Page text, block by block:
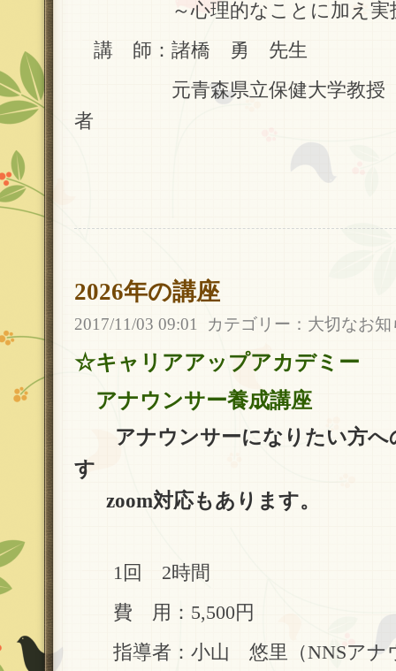
～心理的なことに加え実
講 師：諸橋 勇 先生
元青森県立保健大学教授 理
者
2026年の講座
2017/11/03 09:01 カテゴリー： 大切なお知
☆キャリアアップアカデミー
アナウンサー養成講座
アナウンサーになりたい方へ
す
zoom対応もあります。
1回 2時間
費 用：5,500円
指導者：小山 悠里（NNSアナ